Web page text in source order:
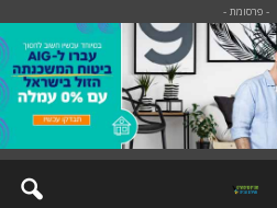
- פרסומת -